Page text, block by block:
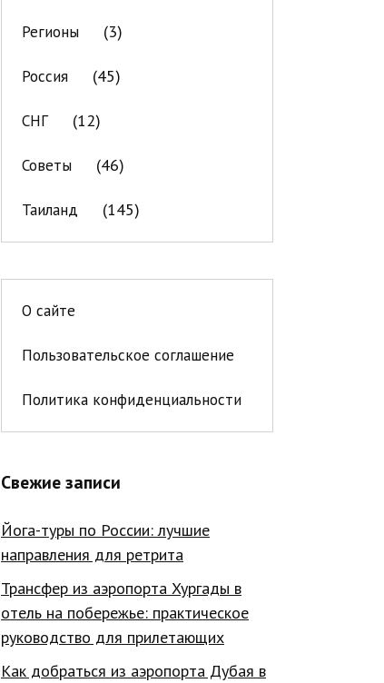
Регионы (3)
Россия (45)
СНГ (12)
Советы (46)
Таиланд (145)
О сайте
Пользовательское соглашение
Политика конфиденциальности
Свежие записи
Йога-туры по России: лучшие
направления для ретрита
Трансфер из аэропорта Хургады в
отель на побережье: практическое
руководство для прилетающих
Как добраться из аэропорта Дубая в